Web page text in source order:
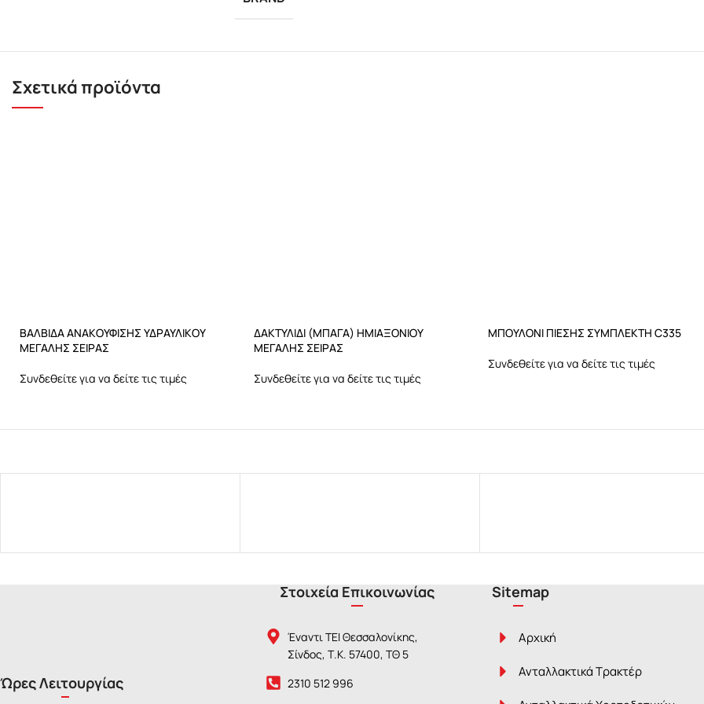
Σχετικά προϊόντα
ΒΑΛΒΙΔΑ ΑΝΑΚΟΥΦΙΣΗΣ ΥΔΡΑΥΛΙΚΟΥ
ΜΕΓΑΛΗΣ ΣΕΙΡΑΣ
Συνδεθείτε για να δείτε τις τιμές
ΔΑΚΤΥΛΙΔΙ (ΜΠΑΓΑ) ΗΜΙΑΞΟΝΙΟΥ
ΜΕΓΑΛΗΣ ΣΕΙΡΑΣ
Συνδεθείτε για να δείτε τις τιμές
ΜΠΟΥΛΟΝΙ ΠΙΕΣΗΣ ΣΥΜΠΛΕΚΤΗ C335
Συνδεθείτε για να δείτε τις τιμές
Ώρες Λειτουργίας
Στοιχεία Επικοινωνίας
Έναντι ΤΕΙ Θεσσαλονίκης,
Σίνδος, Τ.Κ. 57400, ΤΘ 5
2310 512 996
Sitemap
Αρχική
Ανταλλακτικά Τρακτέρ